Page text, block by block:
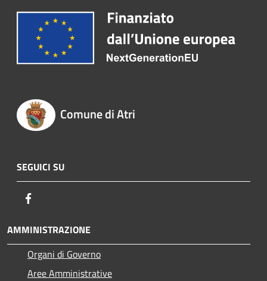
Comune di Atri
SEGUICI SU
AMMINISTRAZIONE
Organi di Governo
Aree Amministrative